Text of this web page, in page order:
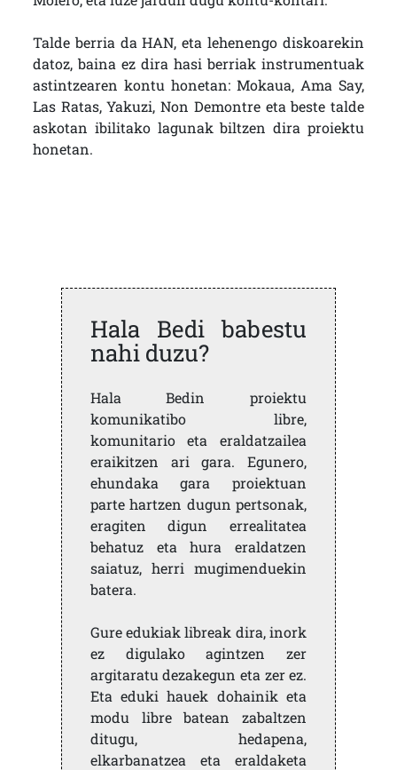
Talde berria da HAN, eta lehenengo diskoarekin
datoz, baina ez dira hasi berriak instrumentuak
astintzearen kontu honetan: Mokaua, Ama Say,
Las Ratas, Yakuzi, Non Demontre eta beste talde
askotan ibilitako lagunak biltzen dira proiektu
honetan.
Hala Bedi babestu
nahi duzu?
Hala Bedin proiektu
komunikatibo libre,
komunitario eta eraldatzailea
eraikitzen ari gara. Egunero,
ehundaka gara proiektuan
parte hartzen dugun pertsonak,
eragiten digun errealitatea
behatuz eta hura eraldatzen
saiatuz, herri mugimenduekin
batera.
Gure edukiak libreak dira, inork
ez digulako agintzen zer
argitaratu dezakegun eta zer ez.
Eta eduki hauek dohainik eta
modu libre batean zabaltzen
ditugu, hedapena,
elkarbanatzea eta eraldaketa